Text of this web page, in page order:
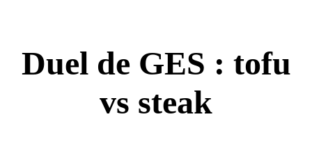
Duel de GES : tofu
vs steak